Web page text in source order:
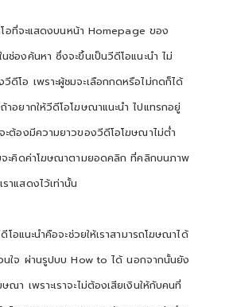
อที่จะแสดงบนหน้า Homepage ของ
ช่องค้นหา ซึ่งจะขึ้นเป็นวีดีโอแนะนำ ไม่
ดีโอ เพราะผู้ชมจะเลือกกดหรือไม่กดก็ได้
าอยากให้วีดีโอโฆษณาแนะนำ ไปแทรกอยู่
ะต้องมีความยาวของวีดีโอโฆษณาไม่ต่ำ
ะคิดค่าโฆษณาตามยอดคลิก ที่คลิกบนภาพ
าแสดงไว้เท่านั้น
อแนะนำคือจะช่วยให้เราสามารถโฆษณาได้
นใจ ผ่านรูปบบ How to ได้ นอกจากนั้นยัง
ณา เพราะเราจะไม่ต้องเสียเงินให้กับคนที่